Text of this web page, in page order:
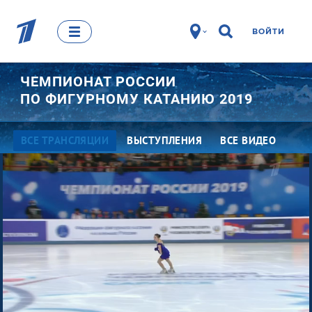
ВОЙТИ
ЧЕМПИОНАТ РОССИИ
ПО ФИГУРНОМУ КАТАНИЮ 2019
ВСЕ ТРАНСЛЯЦИИ ВЫСТУПЛЕНИЯ ВСЕ ВИДЕО